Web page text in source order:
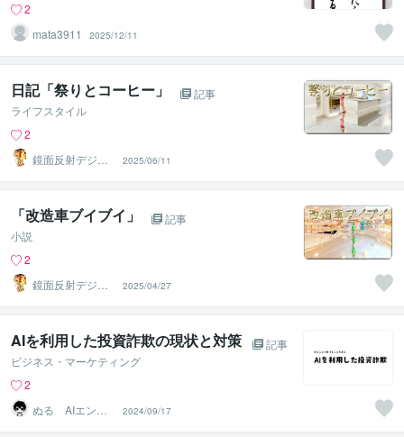
2
mata3911
2025/12/11
日記「祭りとコーヒー」
記事
ライフスタイル
2
鏡面反射デジタ
ルアート製作所
（鈴木穣）
2025/06/11
「改造車ブイブイ」
記事
小説
2
鏡面反射デジタ
ルアート製作所
（鈴木穣）
2025/04/27
AIを利用した投資詐欺の現状と対策
記事
ビジネス・マーケティング
2
ぬる AIエンジ
ニア
2024/09/17